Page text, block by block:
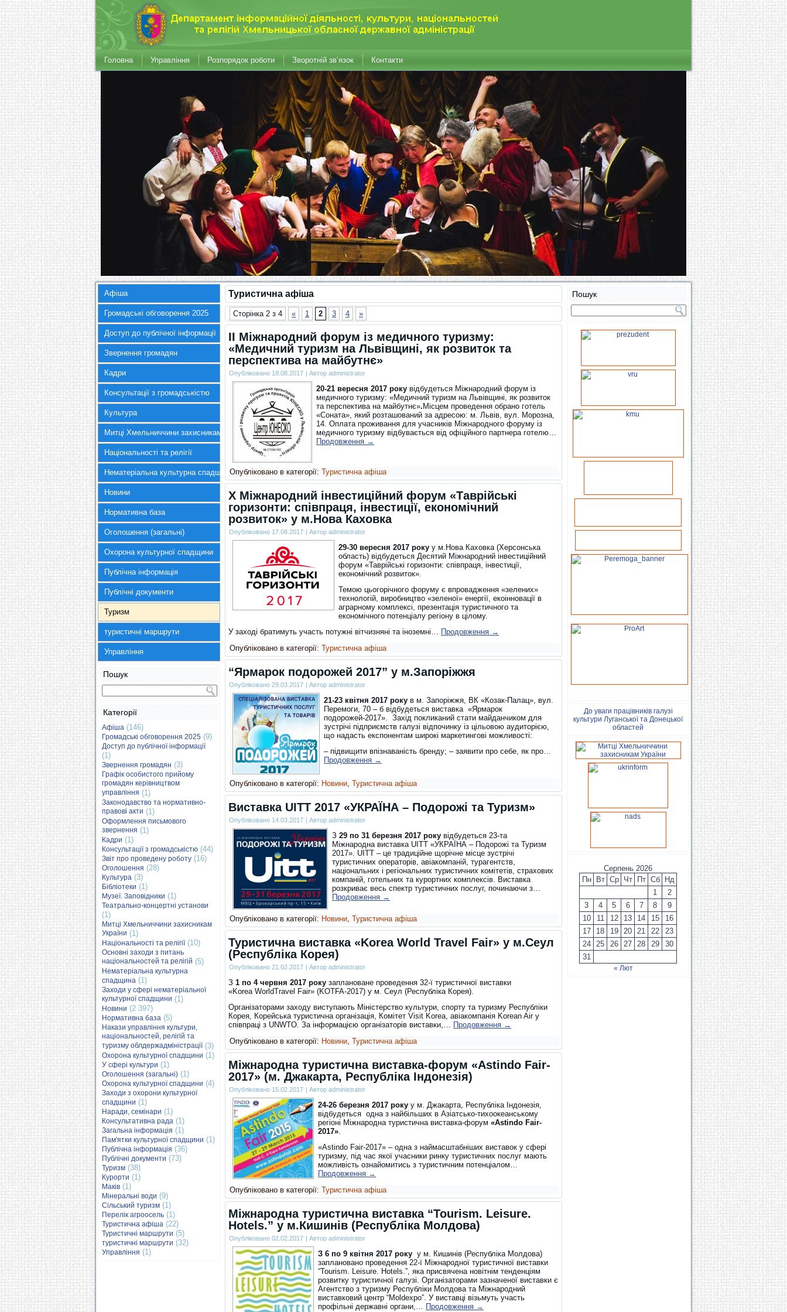
Головна Управління Розпорядок роботи Зворотній зв’язок Контакти
Афіша
Громадські обговорення 2025
Доступ до публічної інформації
Звернення громадян
Кадри
Консультації з громадськістю
Культура
Митці Хмельниччини захисникам України
Національності та релігії
Нематеріальна культурна спадщина
Новини
Нормативна база
Оголошення (загальні)
Охорона культурної спадщини
Публічна інформація
Публічні документи
Туризм
туристичні маршрути
Управління
Пошук
Категорії
Афіша (146)
Громадські обговорення 2025 (9)
Доступ до публічної інформації
(1)
Звернення громадян (3)
Графік особистого прийому
громадян керівництвом
управління (1)
Законодавство та нормативно-
правові акти (1)
Оформлення письмового
звернення (1)
Кадри (1)
Консультації з громадськістю (44)
Звіт про проведену роботу (16)
Оголошення (28)
Культура (3)
Бібліотеки (1)
Музеї. Заповідники (1)
Театрально-концертні установи
(1)
Митці Хмельниччини захисникам
України (1)
Національності та релігії(10)
Основні заходи з питань
національностей та релігій (5)
Нематеріальна культурна
спадщина (1)
Заходи у сфері нематеріальної
культурної спадщини (1)
Новини (2 397)
Нормативна база (5)
Накази управління культури,
національностей, релігій та
туризму облдержадміністрації(3)
Охорона культурної спадщини (1)
У сфері культури (1)
Оголошення (загальні) (1)
Охорона культурної спадщини (4)
Заходи з охорони культурної
спадщини (1)
Наради, семінари (1)
Консультативна рада (1)
Загальна інформація (1)
Пам'ятки культурної спадщини (1)
Публічна інформація (36)
Публічні документи (73)
Туризм (38)
Курорти (1)
Маків (1)
Мінеральні води (9)
Сільський туризм (1)
Перелік агроосель (1)
Туристична афіша (22)
Туристичні маршрути (5)
туристичні маршрути (32)
Управління (1)
Туристична афіша
Сторінка 2 з 4 « 1 2 3 4 »
II Міжнародний форум із медичного туризму:
«Медичний туризм на Львівщині, як розвиток та
перспектива на майбутнє»
Опубліковано 18.08.2017 | Автор administrator
20-21 вересня 2017 року відбудеться Міжнародний форум із
медичного туризму: «Медичний туризм на Львівщині, як розвиток
та перспектива на майбутнє». Місцем проведення обрано готель
«Соната», який розташований за адресою: м. Львів, вул. Морозна,
14. Оплата проживання для учасників Міжнародного форуму із
медичного туризму відбувається від офіційного партнера готелю…
Продовження →
Опубліковано в категорії: Туристична афіша
Х Міжнародний інвестиційний форум «Таврійські
горизонти: співпраця, інвестиції, економічний
розвиток» у м.Нова Каховка
Опубліковано 17.08.2017 | Автор administrator
29-30 вересня 2017 року у м.Нова Каховка (Херсонська
область) відбудеться Десятий Міжнародний інвестиційний
форум «Таврійські горизонти: співпраця, інвестиції,
економічний розвиток».
Темою цьогорічного форуму є впровадження «зелених»
технологій, виробництво «зеленої» енергії, екоінновації в
аграрному комплексі, презентація туристичного та
економічного потенціалу регіону в цілому.
У заході братимуть участь потужні вітчизняні та іноземні… Продовження →
Опубліковано в категорії: Туристична афіша
“Ярмарок подорожей 2017” у м.Запоріжжя
Опубліковано 29.03.2017 | Автор administrator
21-23 квітня 2017 року в м. Запоріжжя, ВК «Козак-Палац», вул.
Перемоги, 70 – б відбудеться виставка «Ярмарок
подорожей-2017». Захід покликаний стати майданчиком для
зустрічі підприємств галузі відпочинку із цільовою аудиторією,
що надасть експонентам широкі маркетингові можливості:
– підвищити впізнаваність бренду; – заявити про себе, як про…
Продовження →
Опубліковано в категорії: Новини, Туристична афіша
Виставка UITT 2017 «УКРАЇНА – Подорожі та Туризм»
Опубліковано 14.03.2017 | Автор administrator
З 29 по 31 березня 2017 року відбудеться 23-та
Міжнародна виставка UITT «УКРАЇНА – Подорожі та Туризм
2017». UITT – це традиційне щорічне місце зустрічі
туристичних операторів, авіакомпаній, турагентств,
національних і регіональних туристичних комітетів, страхових
компаній, готельних та курортних комплексів. Виставка
розкриває весь спектр туристичних послуг, починаючи з…
Продовження →
Опубліковано в категорії: Новини, Туристична афіша
Туристична виставка «Korea World Travel Fair» у м.Сеул
(Республіка Корея)
Опубліковано 21.02.2017 | Автор administrator
З 1 по 4 червня 2017 року заплановане проведення 32-ї туристичної виставки
«Korea WorldTravel Fair» (KOTFA-2017) у м. Сеул (Республіка Корея).
Організаторами заходу виступають Міністерство культури, спорту та туризму Республіки
Корея, Корейська туристична організація, Комітет Visit Korea, авіакомпанія Korean Air у
співпраці з UNWTO. За інформацією організаторів виставки,… Продовження →
Опубліковано в категорії: Новини, Туристична афіша
Міжнародна туристична виставка-форум «Astindo Fair-
2017» (м. Джакарта, Республіка Індонезія)
Опубліковано 15.02.2017 | Автор administrator
24-26 березня 2017 року у м. Джакарта, Республіка Індонезія,
відбудеться одна з найбільших в Азіатсько-тихоокеанському
регіоні Міжнародна туристична виставка-форум «Astindo Fair-
2017».
«Astindo Fair-2017» – одна з наймасштабніших виставок у сфері
туризму, під час якої учасники ринку туристичних послуг мають
можливість ознайомитись з туристичним потенціалом…
Продовження →
Опубліковано в категорії: Туристична афіша
Міжнародна туристична виставка “Tourism. Leisure.
Hotels.” у м.Кишинів (Республіка Молдова)
Опубліковано 02.02.2017 | Автор administrator
З 6 по 9 квітня 2017 року у м. Кишинів (Республіка Молдова)
заплановано проведення 22-ї Міжнародної туристичної виставки
“Tourism. Leisure. Hotels.”, яка присвячена новітнім тенденціям
розвитку туристичної галузі. Організаторами зазначеної виставки є
Агентство з туризму Республіки Молдова та Міжнародний
виставковий центр “Moldexpo”. У виставці візьмуть участь
профільні державні органи,… Продовження →
Пошук
До уваги працівників галузі
культури Луганської та Донецької
областей
Серпень 2026
Пн
Вт Ср Чт Пт Сб
Нд
1
2
3
4 5 6 7 8
9
10
11 12 13 14 15
16
17
18 19 20 21 22
23
24
25 26 27 28 29
30
31
« Лют